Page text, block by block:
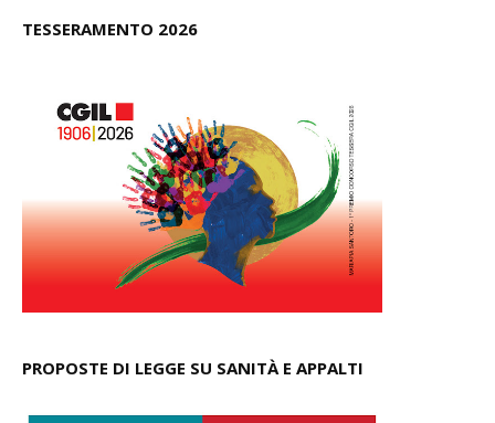
TESSERAMENTO 2026
PROPOSTE DI LEGGE SU SANITÀ E APPALTI